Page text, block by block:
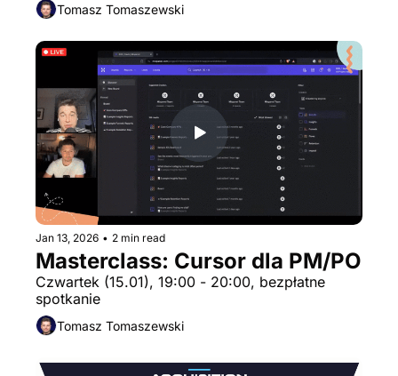
Tomasz Tomaszewski
Jan 13, 2026 • 2 min read
Masterclass: Cursor dla PM/PO
Czwartek (15.01), 19:00 - 20:00, bezpłatne
spotkanie
Tomasz Tomaszewski